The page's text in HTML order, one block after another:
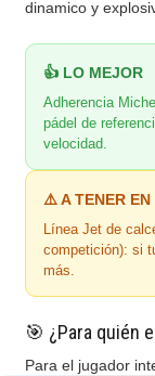
dinamico y
👍 LO MEJOR
Adherencia
pádel de
velocidad.
⚠️ A TENER EN
Línea Jet de
competición): si
más.
🎯 ¿Para quién
Para el jugador